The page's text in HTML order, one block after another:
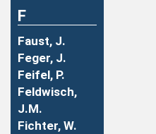
F
Faust, J.
Feger, J.
Feifel, P.
Feldwisch,
J.M.
Fichter, W.